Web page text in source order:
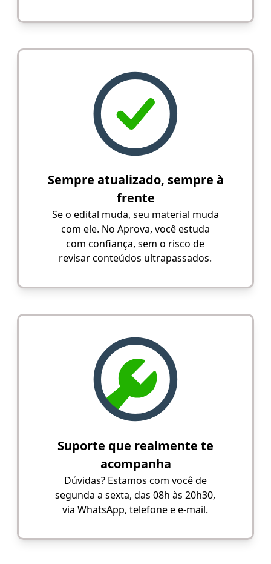
Sempre atualizado, sempre à
frente
Se o edital muda, seu material muda
com ele. No Aprova, você estuda
com confiança, sem o risco de
revisar conteúdos ultrapassados.
Suporte que realmente te
acompanha
Dúvidas? Estamos com você de
segunda a sexta, das 08h às 20h30,
via WhatsApp, telefone e e-mail.